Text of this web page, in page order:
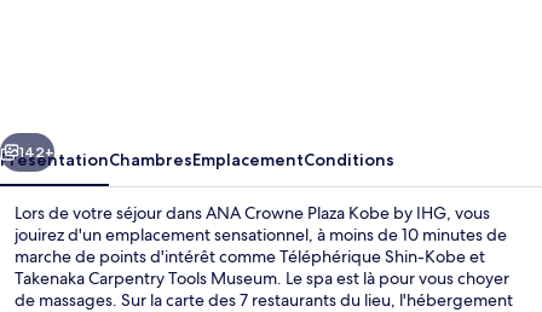
by
IHG
Suivant
142+
PrésentationChambresEmplacementConditions
Lors de votre séjour dans ANA Crowne Plaza Kobe by IHG, vous
jouirez d'un emplacement sensationnel, à moins de 10 minutes de
marche de points d'intérêt comme Téléphérique Shin-Kobe et
Takenaka Carpentry Tools Museum. Le spa est là pour vous choyer
de massages. Sur la carte des 7 restaurants du lieu, l'hébergement